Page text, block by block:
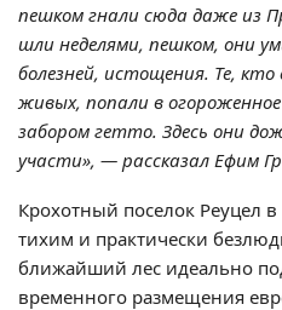
пешком гнали сюда даже из
шли неделями, пешком, они
болезней, истощения. Те,
живых, попали в
забором гетто. Здесь они
участи», — рассказал Ефим
Крохотный поселок Реуцел
тихим и практически
ближайший лес идеально
временного размещения